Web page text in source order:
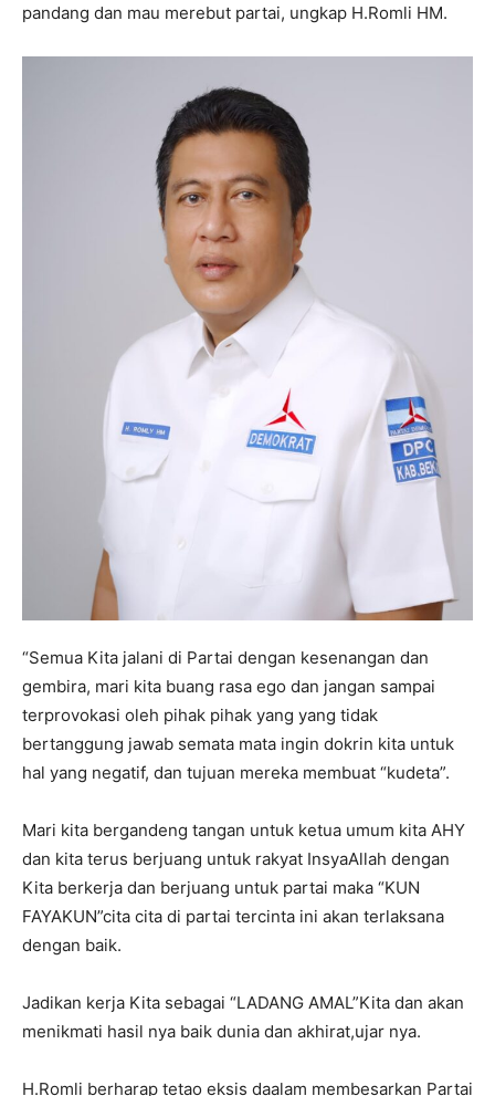
pandang dan mau merebut partai, ungkap H.Romli HM.
“Semua Kita jalani di Partai dengan kesenangan dan
gembira, mari kita buang rasa ego dan jangan sampai
terprovokasi oleh pihak pihak yang yang tidak
bertanggung jawab semata mata ingin dokrin kita untuk
hal yang negatif, dan tujuan mereka membuat “kudeta”.
Mari kita bergandeng tangan untuk ketua umum kita AHY
dan kita terus berjuang untuk rakyat InsyaAllah dengan
Kita berkerja dan berjuang untuk partai maka “KUN
FAYAKUN”cita cita di partai tercinta ini akan terlaksana
dengan baik.
Jadikan kerja Kita sebagai “LADANG AMAL”Kita dan akan
menikmati hasil nya baik dunia dan akhirat,ujar nya.
H.Romli berharap tetao eksis daalam membesarkan Partai